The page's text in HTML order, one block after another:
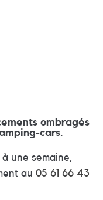
ombragés
cars.
une semaine,
au 05 61 66 43